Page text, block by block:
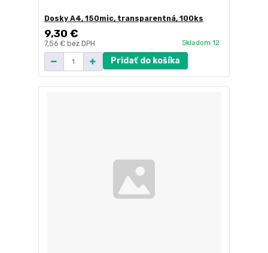
Dosky A4, 150mic, transparentná, 100ks
9,30 €
7,56 € bez DPH Skladom 12
Pridať do košíka